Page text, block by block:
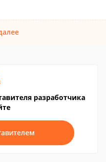
разработчика